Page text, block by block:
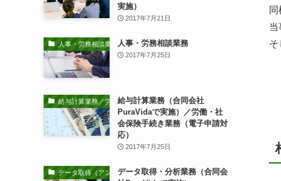
同
当
そ
実施）
2017年7月21日
人事・労務相談業務 人事・労務相談業務
2017年7月25日
給与計算業務／労働・社会保険手続き業務
給与計算業務（合同会社
PuraVidaで実施）／労働・社
会保険手続き業務（電子申請対
応）
2017年7月25日
データ取得（アンケート調査等）・分析業務
データ取得・分析業務（合同会